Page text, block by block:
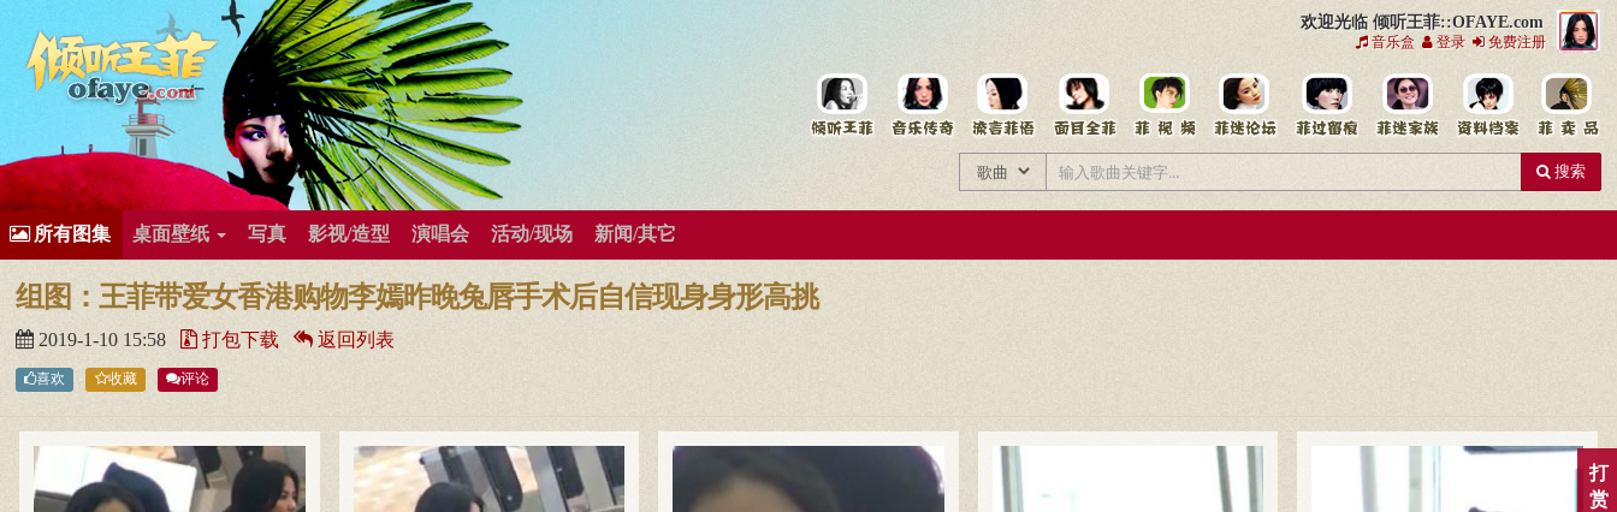
欢迎光临 倾听王菲::OFAYE.com
音乐盒 登录 免费注册
有歌曲专辑
王菲新闻王菲的精美图片王菲精彩视频王菲论坛给王菲留言用户中心王菲资料档案
搜索
所有图集 桌面壁纸 写真 影视/造型 演唱会 活动/现场 新闻/其它
组图：王菲带爱女香港购物李嫣昨晚兔唇手术后自信现身身形高挑
2019-1-10 15:58 打包下载 返回列表
喜欢 收藏 评论
打
赏